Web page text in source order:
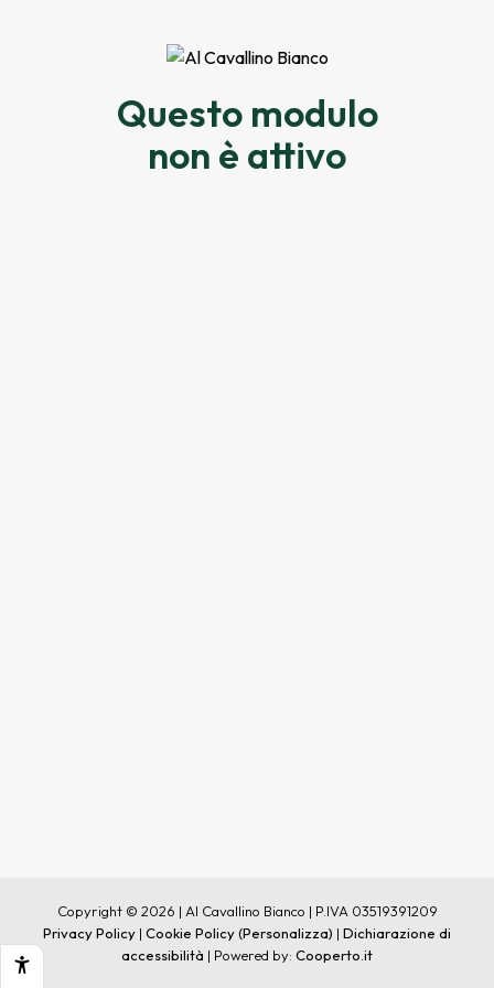
Questo modulo
non è attivo
Copyright © 2026 | Al Cavallino Bianco | P.IVA 03519391209
Privacy Policy | Cookie Policy(Personalizza) | Dichiarazione di
accessibilità | Powered by: Cooperto.it